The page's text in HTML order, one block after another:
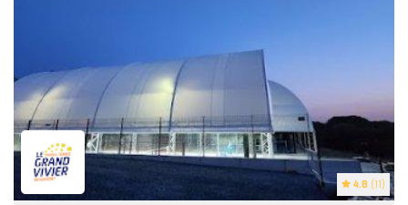
4.8 (11)